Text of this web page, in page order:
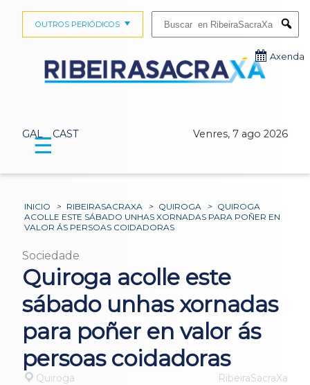
GAL CAST Venres, 7 ago 2026
OUTROS PERIÓDICOS
Axenda
☰
INICIO > RIBEIRASACRAXA > QUIROGA > QUIROGA
ACOLLE ESTE SÁBADO UNHAS XORNADAS PARA POÑER EN
VALOR ÁS PERSOAS COIDADORAS
Sociedade
Quiroga acolle este
sábado unhas xornadas
para poñer en valor ás
persoas coidadoras
Quiroga RibeiraSacraXa